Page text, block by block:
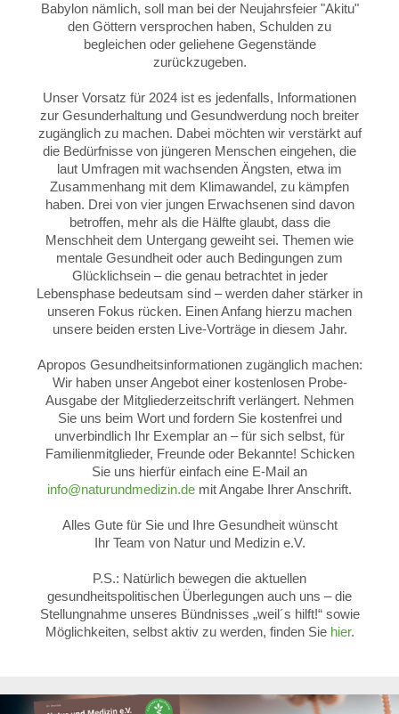
Babylon nämlich, soll man bei der Neujahrsfeier "Akitu"
den Göttern versprochen haben, Schulden zu
begleichen oder geliehene Gegenstände
zurückzugeben.
Unser Vorsatz für 2024 ist es jedenfalls, Informationen
zur Gesunderhaltung und Gesundwerdung noch breiter
zugänglich zu machen. Dabei möchten wir verstärkt auf
die Bedürfnisse von jüngeren Menschen eingehen, die
laut Umfragen mit wachsenden Ängsten, etwa im
Zusammenhang mit dem Klimawandel, zu kämpfen
haben. Drei von vier jungen Erwachsenen sind davon
betroffen, mehr als die Hälfte glaubt, dass die
Menschheit dem Untergang geweiht sei. Themen wie
mentale Gesundheit oder auch Bedingungen zum
Glücklichsein – die genau betrachtet in jeder
Lebensphase bedeutsam sind – werden daher stärker in
unseren Fokus rücken. Einen Anfang hierzu machen
unsere beiden ersten Live-Vorträge in diesem Jahr.
Apropos Gesundheitsinformationen zugänglich machen:
Wir haben unser Angebot einer kostenlosen Probe-
Ausgabe der Mitgliederzeitschrift verlängert. Nehmen
Sie uns beim Wort und fordern Sie kostenfrei und
unverbindlich Ihr Exemplar an – für sich selbst, für
Familienmitglieder, Freunde oder Bekannte! Schicken
Sie uns hierfür einfach eine E-Mail an
info@naturundmedizin.de mit Angabe Ihrer Anschrift.
Alles Gute für Sie und Ihre Gesundheit wünscht
Ihr Team von Natur und Medizin e.V.
P.S.: Natürlich bewegen die aktuellen
gesundheitspolitischen Überlegungen auch uns – die
Stellungnahme unseres Bündnisses „weil´s hilft!“ sowie
Möglichkeiten, selbst aktiv zu werden, finden Sie hier.